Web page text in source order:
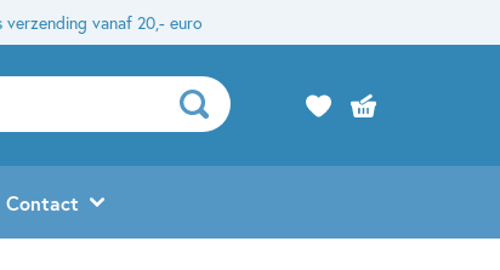
verzending vanaf 20,- euro
Contact